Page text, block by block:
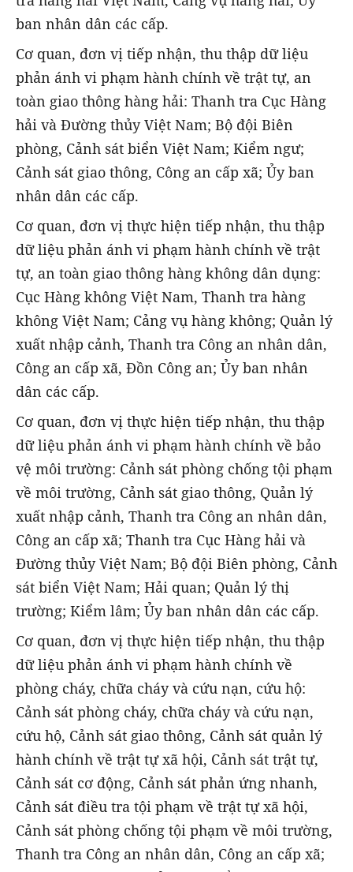
ban nhân dân các cấp.
Cơ quan, đơn vị tiếp nhận, thu thập dữ liệu
phản ánh vi phạm hành chính về trật tự, an
toàn giao thông hàng hải: Thanh tra Cục Hàng
hải và Đường thủy Việt Nam; Bộ đội Biên
phòng, Cảnh sát biển Việt Nam; Kiểm ngư;
Cảnh sát giao thông, Công an cấp xã; Ủy ban
nhân dân các cấp.
Cơ quan, đơn vị thực hiện tiếp nhận, thu thập
dữ liệu phản ánh vi phạm hành chính về trật
tự, an toàn giao thông hàng không dân dụng:
Cục Hàng không Việt Nam, Thanh tra hàng
không Việt Nam; Cảng vụ hàng không; Quản lý
xuất nhập cảnh, Thanh tra Công an nhân dân,
Công an cấp xã, Đồn Công an; Ủy ban nhân
dân các cấp.
Cơ quan, đơn vị thực hiện tiếp nhận, thu thập
dữ liệu phản ánh vi phạm hành chính về bảo
vệ môi trường: Cảnh sát phòng chống tội phạm
về môi trường, Cảnh sát giao thông, Quản lý
xuất nhập cảnh, Thanh tra Công an nhân dân,
Công an cấp xã; Thanh tra Cục Hàng hải và
Đường thủy Việt Nam; Bộ đội Biên phòng, Cảnh
sát biển Việt Nam; Hải quan; Quản lý thị
trường; Kiểm lâm; Ủy ban nhân dân các cấp.
Cơ quan, đơn vị thực hiện tiếp nhận, thu thập
dữ liệu phản ánh vi phạm hành chính về
phòng cháy, chữa cháy và cứu nạn, cứu hộ:
Cảnh sát phòng cháy, chữa cháy và cứu nạn,
cứu hộ, Cảnh sát giao thông, Cảnh sát quản lý
hành chính về trật tự xã hội, Cảnh sát trật tự,
Cảnh sát cơ động, Cảnh sát phản ứng nhanh,
Cảnh sát điều tra tội phạm về trật tự xã hội,
Cảnh sát phòng chống tội phạm về môi trường,
Thanh tra Công an nhân dân, Công an cấp xã;